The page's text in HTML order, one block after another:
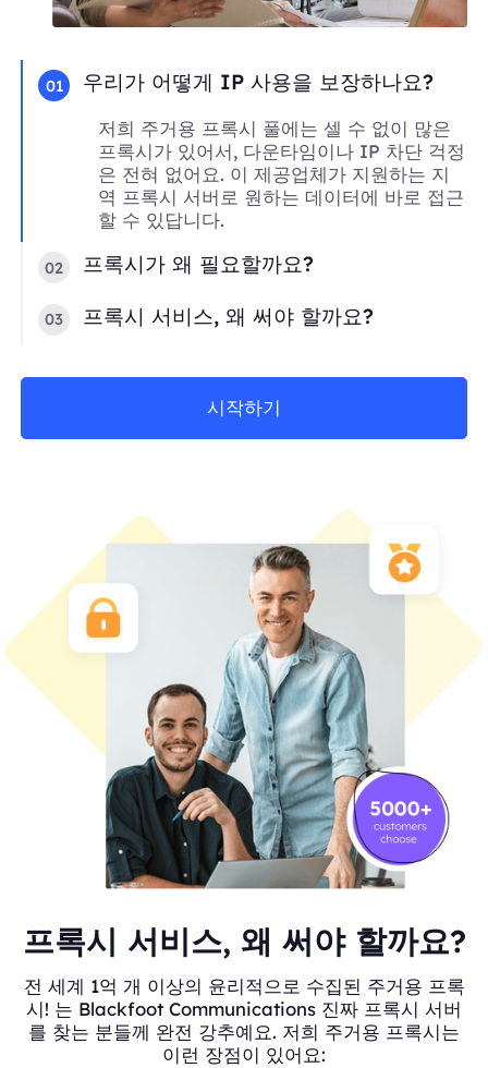
01 우리가 어떻게 IP 사용을 보장하나요?
저희 주거용 프록시 풀에는 셀 수 없이 많은
프록시가 있어서, 다운타임이나 IP 차단 걱정
은 전혀 없어요. 이 제공업체가 지원하는 지
역 프록시 서버로 원하는 데이터에 바로 접근
할 수 있답니다.
02 프록시가 왜 필요할까요?
03 프록시 서비스, 왜 써야 할까요?
시작하기
프록시 서비스, 왜 써야 할까요?
전 세계 1억 개 이상의 윤리적으로 수집된 주거용 프록
시! 는 Blackfoot Communications 진짜 프록시 서버
를 찾는 분들께 완전 강추예요. 저희 주거용 프록시는
이런 장점이 있어요: